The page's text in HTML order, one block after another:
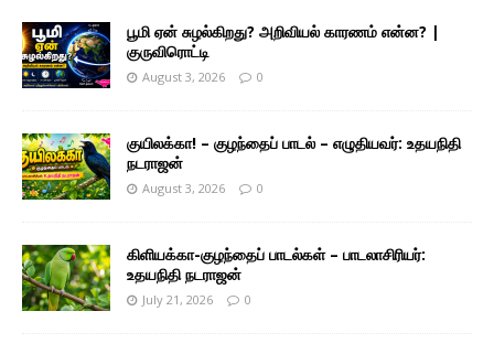
பூமி ஏன் சுழல்கிறது? அறிவியல் காரணம் என்ன? |
குருவிரொட்டி
August 3, 2026 0
குயிலக்கா! – குழந்தைப் பாடல் – எழுதியவர்: உதயநிதி
நடராஜன்
August 3, 2026 0
கிளியக்கா-குழந்தைப் பாடல்கள் – பாடலாசிரியர்:
உதயநிதி நடராஜன்
July 21, 2026 0